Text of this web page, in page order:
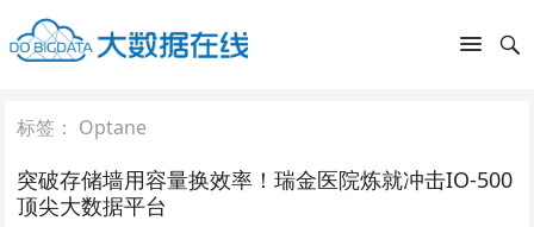
标签： Optane
突破存储墙用容量换效率！瑞金医院炼就冲击IO-500
顶尖大数据平台